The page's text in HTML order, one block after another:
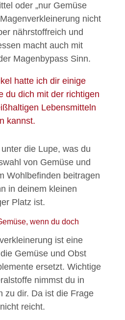
oder „nur Gemüse
nicht
nährstoffreich und
macht auch mit
Magenbypass Sinn.
hatte ich dir einige
du dich mit der richtigen
Lebensmitteln
kannst.
die Lupe, was du
von Gemüse und
Wohlbefinden beitragen
in deinem kleinen
Platz ist.
wenn du doch
ist eine
Gemüse und Obst
ersetzt. Wichtige
nimmst du in
zu dir. Da ist die Frage
reicht.